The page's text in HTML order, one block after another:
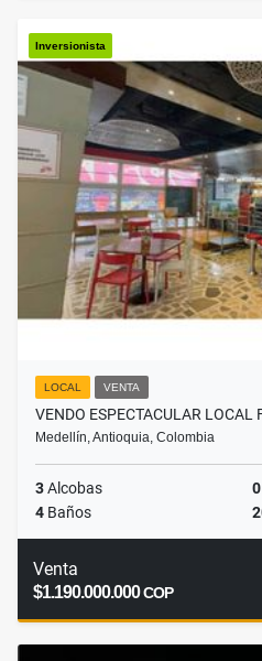
Inversionista
LOCAL VENTA
VENDO ESPECTACULAR LOCAL
Medellín, Antioquia, Colombia
3Alcobas 0
4 Baños
Venta
$1.190.000.000COP